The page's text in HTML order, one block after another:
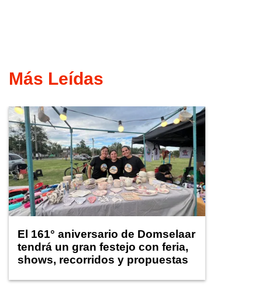
Más Leídas
El 161° aniversario de Domselaar
tendrá un gran festejo con feria,
shows, recorridos y propuestas